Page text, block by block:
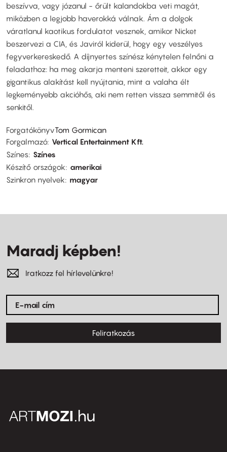
beszívva, vagy józanul - őrült kalandokba veti magát,
miközben a legjobb haverokká válnak. Ám a dolgok
váratlanul kaotikus fordulatot vesznek, amikor Nicket
beszervezi a CIA, és Javiról kiderül, hogy egy veszélyes
fegyverkereskedő. A díjnyertes színész kénytelen felnőni a
feladathoz: ha meg akarja menteni szeretteit, akkor egy
gigantikus alakítást kell nyújtania, mint a valaha élt
legkeményebb akcióhős, aki nem retten vissza semmitől és
senkitől.
ForgatókönyvTom Gormican
Forgalmazó Vertical Entertainment Kft.
Színes Színes
Készítő országok
amerikai
Szinkron nyelvek
magyar
Maradj képben!
Iratkozz fel hírlevelünkre!
Feliratkozás